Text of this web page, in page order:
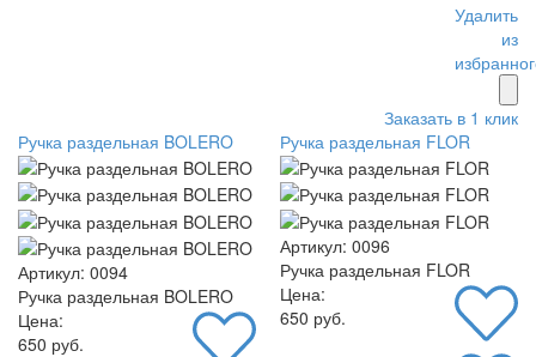
Удалить
из
Заказать в 1 клик
Ручка раздельная BOLERO
Артикул: 0094
Ручка раздельная BOLERO
Цена:
650 руб.
Ручка раздельная FLOR
Артикул: 0096
Ручка раздельная FLOR
Цена:
650 руб.